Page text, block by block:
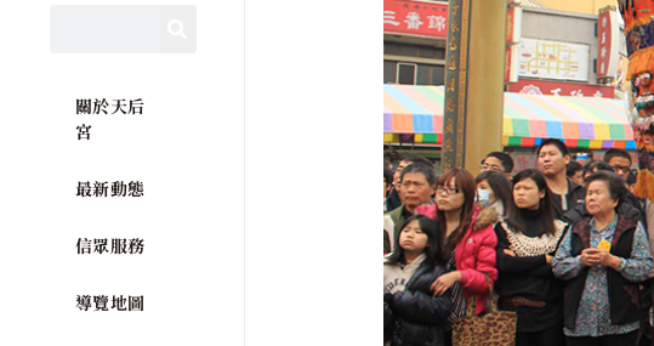
關於天后
宮
最新動態
信眾服務
導覽地圖